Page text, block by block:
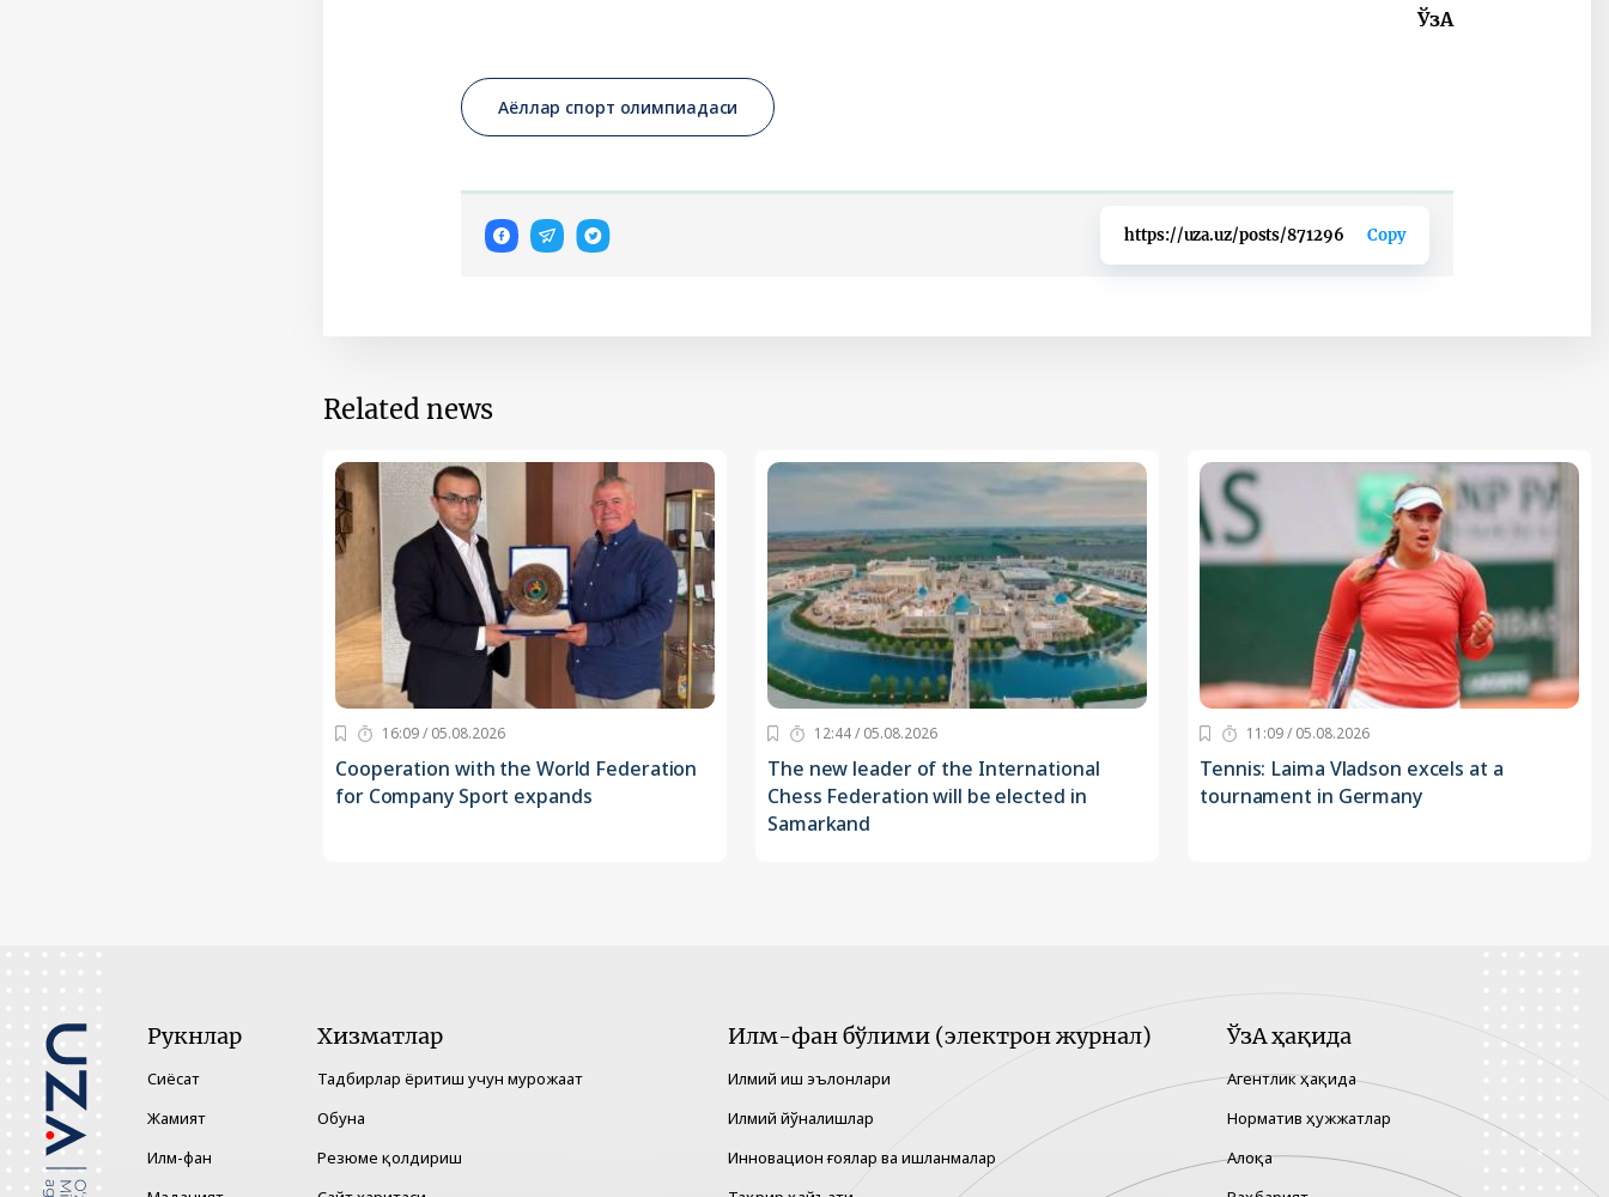
ЎзА
Аёллар спорт олимпиадаси
https://uza.uz/posts/871296 Copy
Related news
16:09 / 05.08.2026
Cooperation with the World Federation
for Company Sport expands
12:44 / 05.08.2026
The new leader of the International
Chess Federation will be elected in
Samarkand
11:09 / 05.08.2026
Tennis: Laima Vladson excels at a
tournament in Germany
Рукнлар
Сиёсат
Жамият
Илм-фан
Хизматлар
Тадбирлар ёритиш учун мурожаат
Обуна
Резюме қолдириш
Илм-фан бўлими (электрон журнал)
Илмий иш эълонлари
Илмий йўналишлар
Инновацион ғоялар ва ишланмалар
ЎзА ҳақида
Агентлик ҳақида
Норматив ҳужжатлар
Алоқа